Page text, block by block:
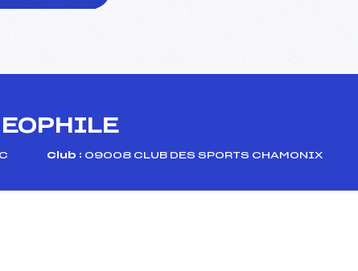
Club : 09008 CLUB DES SPORTS CHAMONIX